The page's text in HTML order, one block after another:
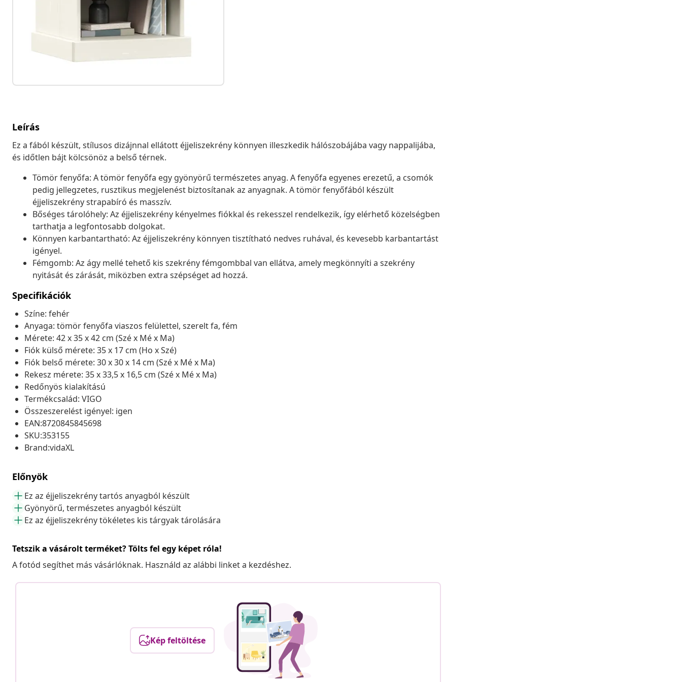
Leírás
Ez a fából készült, stílusos dizájnnal ellátott éjjeliszekrény könnyen illeszkedik hálószobájába vagy nappalijába,
és időtlen bájt kölcsönöz a belső térnek.
Tömör fenyőfa: A tömör fenyőfa egy gyönyörű természetes anyag. A fenyőfa egyenes erezetű, a csomók
pedig jellegzetes, rusztikus megjelenést biztosítanak az anyagnak. A tömör fenyőfából készült
éjjeliszekrény strapabíró és masszív.
Bőséges tárolóhely: Az éjjeliszekrény kényelmes fiókkal és rekesszel rendelkezik, így elérhető közelségben
tarthatja a legfontosabb dolgokat.
Könnyen karbantartható: Az éjjeliszekrény könnyen tisztítható nedves ruhával, és kevesebb karbantartást
igényel.
Fémgomb: Az ágy mellé tehető kis szekrény fémgombbal van ellátva, amely megkönnyíti a szekrény
nyitását és zárását, miközben extra szépséget ad hozzá.
Specifikációk
Színe: fehér
Anyaga: tömör fenyőfa viaszos felülettel, szerelt fa, fém
Mérete: 42 x 35 x 42 cm (Szé x Mé x Ma)
Fiók külső mérete: 35 x 17 cm (Ho x Szé)
Fiók belső mérete: 30 x 30 x 14 cm (Szé x Mé x Ma)
Rekesz mérete: 35 x 33,5 x 16,5 cm (Szé x Mé x Ma)
Redőnyös kialakítású
Termékcsalád: VIGO
Összeszerelést igényel: igen
EAN:8720845845698
SKU:353155
Brand:vidaXL
Előnyök
Ez az éjjeliszekrény tartós anyagból készült
Gyönyörű, természetes anyagból készült
Ez az éjjeliszekrény tökéletes kis tárgyak tárolására
Tetszik a vásárolt terméket? Tölts fel egy képet róla!
A fotód segíthet más vásárlóknak. Használd az alábbi linket a kezdéshez.
Kép feltöltése